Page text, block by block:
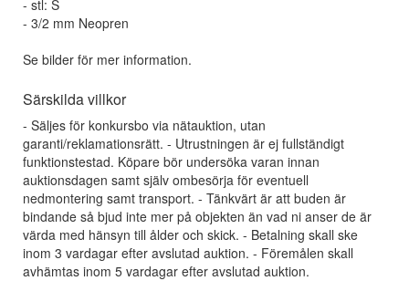
- stl: S
- 3/2 mm Neopren
Se bilder för mer information.
Särskilda villkor
- Säljes för konkursbo via nätauktion, utan
garanti/reklamationsrätt. - Utrustningen är ej fullständigt
funktionstestad. Köpare bör undersöka varan innan
auktionsdagen samt själv ombesörja för eventuell
nedmontering samt transport. - Tänkvärt är att buden är
bindande så bjud inte mer på objekten än vad ni anser de är
värda med hänsyn till ålder och skick. - Betalning skall ske
inom 3 vardagar efter avslutad auktion. - Föremålen skall
avhämtas inom 5 vardagar efter avslutad auktion.